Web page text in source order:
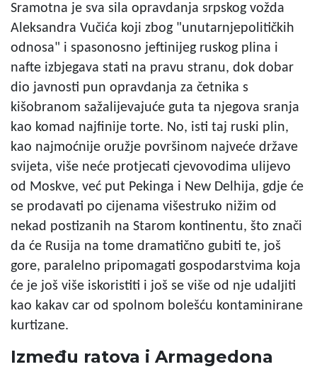
Sramotna je sva sila opravdanja srpskog vožda
Aleksandra Vučića koji zbog "unutarnjepolitičkih
odnosa" i spasonosno jeftinijeg ruskog plina i
nafte izbjegava stati na pravu stranu, dok dobar
dio javnosti pun opravdanja za četnika s
kišobranom sažalijevajuće guta ta njegova sranja
kao komad najfinije torte. No, isti taj ruski plin,
kao najmoćnije oružje površinom najveće države
svijeta, više neće protjecati cjevovodima ulijevo
od Moskve, već put Pekinga i New Delhija, gdje će
se prodavati po cijenama višestruko nižim od
nekad postizanih na Starom kontinentu, što znači
da će Rusija na tome dramatično gubiti te, još
gore, paralelno pripomagati gospodarstvima koja
će je još više iskoristiti i još se više od nje udaljiti
kao kakav car od spolnom bolešću kontaminirane
kurtizane.
Između ratova i Armagedona